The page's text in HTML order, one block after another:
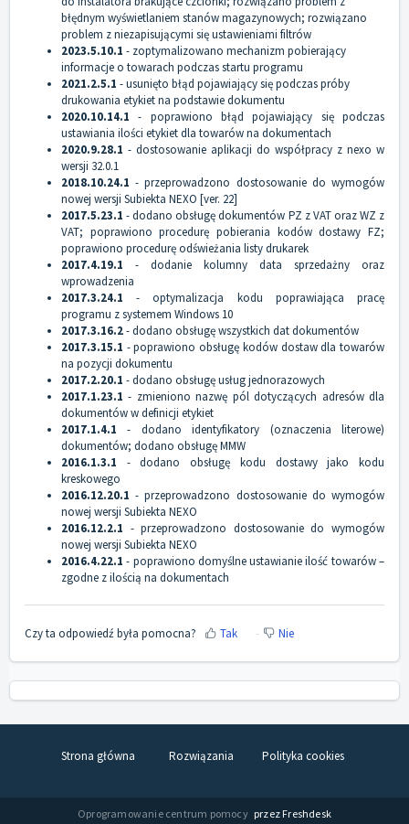
błędnym wyświetlaniem stanów magazynowych; rozwiązano
problem z niezapisującymi się ustawieniami filtrów
2023.5.10.1 - zoptymalizowano mechanizm pobierający
informacje o towarach podczas startu programu
2021.2.5.1 - usunięto błąd pojawiający się podczas próby
drukowania etykiet na podstawie dokumentu
2020.10.14.1 - poprawiono błąd pojawiający się podczas
ustawiania ilości etykiet dla towarów na dokumentach
2020.9.28.1 - dostosowanie aplikacji do współpracy z nexo w
wersji 32.0.1
2018.10.24.1 - przeprowadzono dostosowanie do wymogów
nowej wersji Subiekta NEXO [ver. 22]
2017.5.23.1 - dodano obsługę dokumentów PZ z VAT oraz WZ z
VAT; poprawiono procedurę pobierania kodów dostawy FZ;
poprawiono procedurę odświeżania listy drukarek
2017.4.19.1 - dodanie kolumny data sprzedażny oraz
wprowadzenia
2017.3.24.1 - optymalizacja kodu poprawiająca pracę
programu z systemem Windows 10
2017.3.16.2- dodano obsługę wszystkich dat dokumentów
2017.3.15.1 - poprawiono obsługę kodów dostaw dla towarów
na pozycji dokumentu
2017.2.20.1 - dodano obsługę usług jednorazowych
2017.1.23.1 - zmieniono nazwę pól dotyczących adresów dla
dokumentów w definicji etykiet
2017.1.4.1 - dodano identyfikatory (oznaczenia literowe)
dokumentów; dodano obsługę MMW
2016.1.3.1 - dodano obsługę kodu dostawy jako kodu
kreskowego
2016.12.20.1 - przeprowadzono dostosowanie do wymogów
nowej wersji Subiekta NEXO
2016.12.2.1 - przeprowadzono dostosowanie do wymogów
nowej wersji Subiekta NEXO
2016.4.22.1 - poprawiono domyślne ustawianie ilość towarów –
zgodne z ilością na dokumentach
Czy ta odpowiedź była pomocna? Tak Nie
Strona główna Rozwiązania Polityka cookies
Oprogramowanie centrum pomocy przez Freshdesk